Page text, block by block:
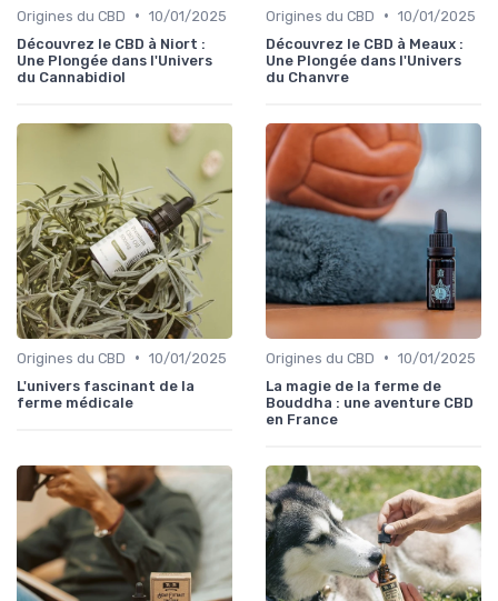
Origines du CBD • 10/01/2025
Découvrez le CBD à Niort :
Une Plongée dans l'Univers
du Cannabidiol
Origines du CBD • 10/01/2025
Découvrez le CBD à Meaux :
Une Plongée dans l'Univers
du Chanvre
Origines du CBD • 10/01/2025
L'univers fascinant de la
ferme médicale
Origines du CBD • 10/01/2025
La magie de la ferme de
Bouddha : une aventure CBD
en France